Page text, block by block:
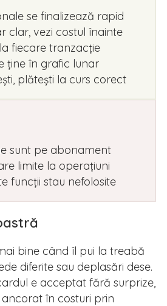
se finalizează rapid
clar, vezi costul înainte
fiecare tranzacție
ține în grafic lunar
plătești la curs corect
sunt pe abonament
limite la operațiuni
funcții stau nefolosite
bine când îl pui la treabă
diferite sau deplasări dese.
e acceptat fără surprize,
în costuri prin